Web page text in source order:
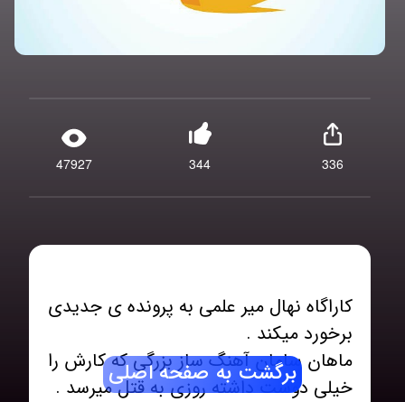
47927 344 336
کاراگاه نهال میر علمی به پرونده ی جدیدی
ماهان سامان آهنگ ساز بزرگی که کارش را
برگشت به صفحه اصلی